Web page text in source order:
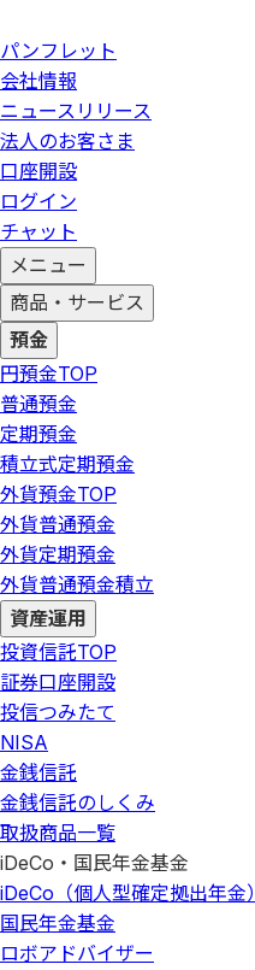
パンフレット
会社情報
ニュースリリース
法人のお客さま
口座開設
ログイン
チャット
メニュー
商品・サービス
預金
円預金TOP
普通預金
定期預金
積立式定期預金
外貨預金TOP
外貨普通預金
外貨定期預金
外貨普通預金積立
資産運用
投資信託TOP
証券口座開設
投信つみたて
NISA
金銭信託
金銭信託のしくみ
取扱商品一覧
iDeCo・国民年金基金
iDeCo（個人型確定拠出年金）
国民年金基金
ロボアドバイザー